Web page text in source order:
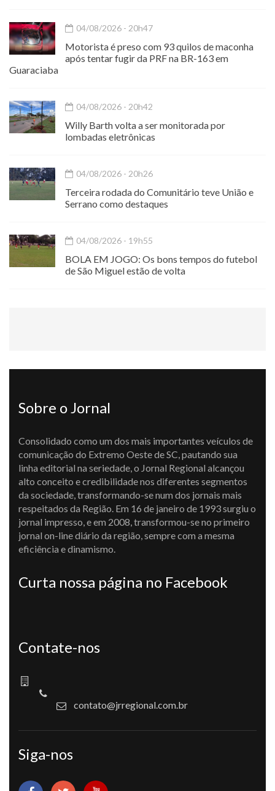
04/08/2026 - 20h47
Motorista é preso com 93 quilos de maconha
após tentar fugir da PRF na BR-163 em
Guaraciaba
04/08/2026 - 20h42
Willy Barth volta a ser monitorada por
lombadas eletrônicas
04/08/2026 - 20h26
Terceira rodada do Comunitário teve União e
Serrano como destaques
04/08/2026 - 19h55
BOLA EM JOGO: Os bons tempos do futebol
de São Miguel estão de volta
Sobre o Jornal
Consolidado como um dos mais importantes veículos de
comunicação do Extremo Oeste de SC, pautando sua
linha editorial na seriedade, o Jornal Regional alcançou
alto conceito e credibilidade nos diferentes segmentos
da sociedade, transformando-se num dos jornais mais
respeitados da Região. Em 16 de janeiro de 1993 surgiu o
jornal impresso, e em 2008, transformou-se no primeiro
jornal on-line diário da região, sempre com a mesma
eficiência e dinamismo.
Curta nossa página no Facebook
Contate-nos
contato@jrregional.com.br
Siga-nos